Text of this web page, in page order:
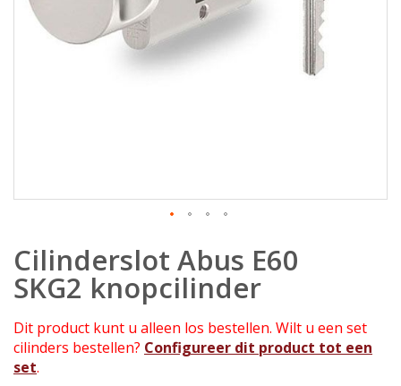
naar
het
begin
de
afbeeldingen-
gallerij
Cilinderslot Abus E60
SKG2 knopcilinder
Dit product kunt u alleen los bestellen. Wilt u een set
cilinders bestellen? Configureer dit product tot een
set.